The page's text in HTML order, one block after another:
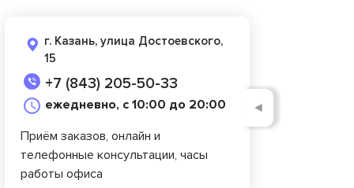
г. Казань, улица Достоевского,
15
+7 (843) 205-50-33
ежедневно, с 10:00 до 20:00
Приём заказов, онлайн и
телефонные консультации, часы
работы офиса
◄